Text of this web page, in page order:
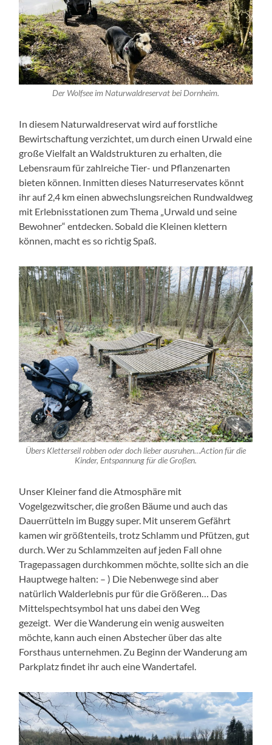
Der Wolfsee im Naturwaldreservat bei Dornheim.
In diesem Naturwaldreservat wird auf forstliche
Bewirtschaftung verzichtet, um durch einen Urwald eine
große Vielfalt an Waldstrukturen zu erhalten, die
Lebensraum für zahlreiche Tier- und Pflanzenarten
bieten können. Inmitten dieses Naturreservates könnt
ihr auf 2,4 km einen abwechslungsreichen Rundwaldweg
mit Erlebnisstationen zum Thema „Urwald und seine
Bewohner“ entdecken. Sobald die Kleinen klettern
können, macht es so richtig Spaß.
Übers Kletterseil robben oder doch lieber ausruhen…Action für die
Kinder, Entspannung für die Großen.
Unser Kleiner fand die Atmosphäre mit
Vogelgezwitscher, die großen Bäume und auch das
Dauerrütteln im Buggy super. Mit unserem Gefährt
kamen wir größtenteils, trotz Schlamm und Pfützen, gut
durch. Wer zu Schlammzeiten auf jeden Fall ohne
Tragepassagen durchkommen möchte, sollte sich an die
Hauptwege halten: – ) Die Nebenwege sind aber
natürlich Walderlebnis pur für die Größeren… Das
Mittelspechtsymbol hat uns dabei den Weg
gezeigt. Wer die Wanderung ein wenig ausweiten
möchte, kann auch einen Abstecher über das alte
Forsthaus unternehmen. Zu Beginn der Wanderung am
Parkplatz findet ihr auch eine Wandertafel.